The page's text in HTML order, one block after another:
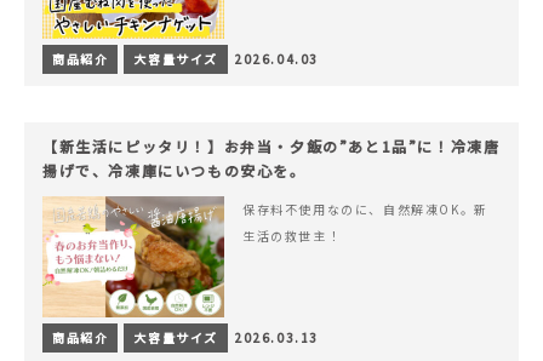
商品紹介 大容量サイズ 2026.04.03
【新生活にピッタリ！】お弁当・夕飯の”あと1品”に！冷凍唐
揚げで、冷凍庫にいつもの安心を。
保存料不使用なのに、自然解凍OK。新
生活の救世主！
商品紹介 大容量サイズ 2026.03.13